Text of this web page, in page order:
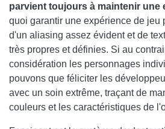
parvient toujours à maintenir une
quoi garantir une expérience de jeu
d'un aliasing assez évident et de
très propres et définies. Si au
considération les personnages
pouvons que féliciter les
avec un soin extrême, traçant de
couleurs et les caractéristiques de